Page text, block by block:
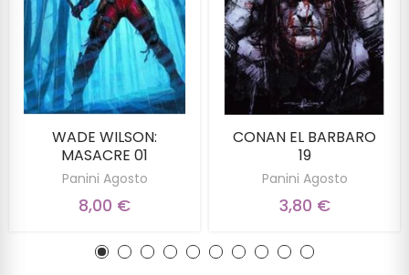
WADE WILSON:
MASACRE 01
Panini Agosto
8,00 €
CONAN EL BARBARO
19
Panini Agosto
3,80 €